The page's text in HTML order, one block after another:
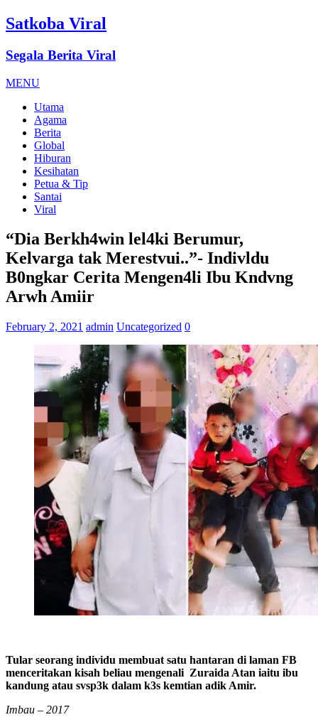
Satkoba Viral
Segala Berita Viral
MENU
Utama
Agama
Berita
Global
Hiburan
Kesihatan
Petua & Tip
Santai
Viral
“Dia Berkh4win lel4ki Berumur,
Kelvarga tak Merestvui..”- Indivldu
B0ngkar Cerita Mengen4li Ibu Kndvng
Arwh Amiir
February 2, 2021 admin Uncategorized 0
Tular seorang individu membuat satu hantaran di laman FB
menceritakan kisah beliau mengenali Zuraida Atan iaitu ibu
kandung atau svsp3k dalam k3s kemtian adik Amir.
Imbau – 2017